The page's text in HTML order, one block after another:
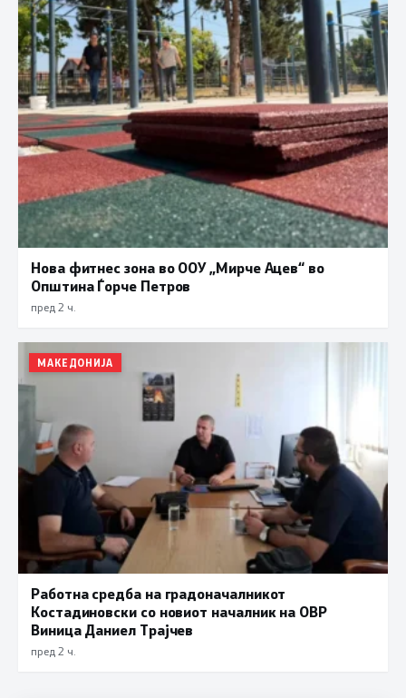
Нова фитнес зона во ООУ „Мирче Ацев“ во
Општина Ѓорче Петров
пред 2 ч.
МАКЕДОНИЈА
Работна средба на градоначалникот
Костадиновски со новиот началник на ОВР
Виница Даниел Трајчев
пред 2 ч.